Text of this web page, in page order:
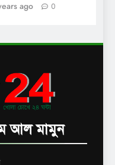
ago 0
আল মামুন